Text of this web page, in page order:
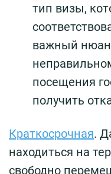
тип визы,
важный
посещения
получить
Краткосрочная.
находиться на
свободно